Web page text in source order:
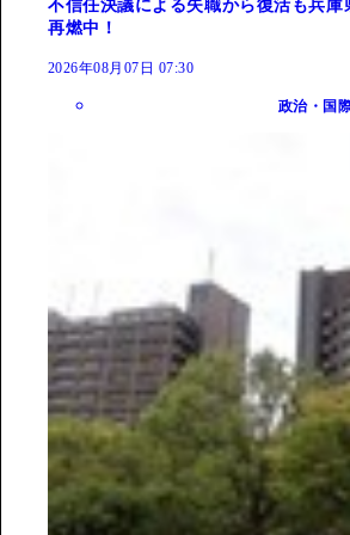
不信任決議による失職から復活も兵
再燃中！
2026年08月07日 07:30
政治・国